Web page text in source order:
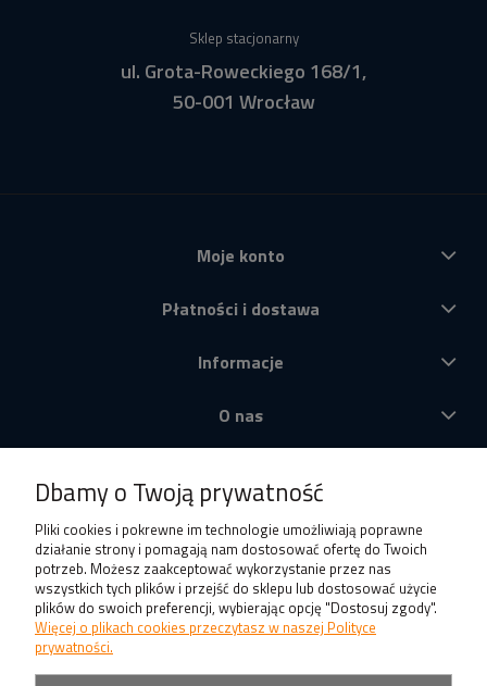
Sklep stacjonarny
ul. Grota-Roweckiego 168/1,
50-001 Wrocław
Moje konto
Płatności i dostawa
Informacje
O nas
Dbamy o Twoją prywatność
Pliki cookies i pokrewne im technologie umożliwiają poprawne
działanie strony i pomagają nam dostosować ofertę do Twoich
potrzeb. Możesz zaakceptować wykorzystanie przez nas
wszystkich tych plików i przejść do sklepu lub dostosować użycie
plików do swoich preferencji, wybierając opcję "Dostosuj zgody".
Więcej o plikach cookies przeczytasz w naszej Polityce
prywatności.